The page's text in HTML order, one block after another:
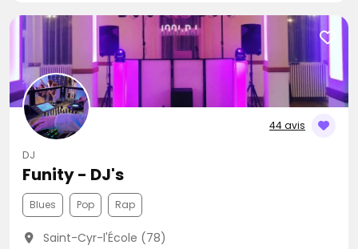
44 avis
DJ
Funity - DJ's
Blues Pop Rap
Saint-Cyr-l'École (78)